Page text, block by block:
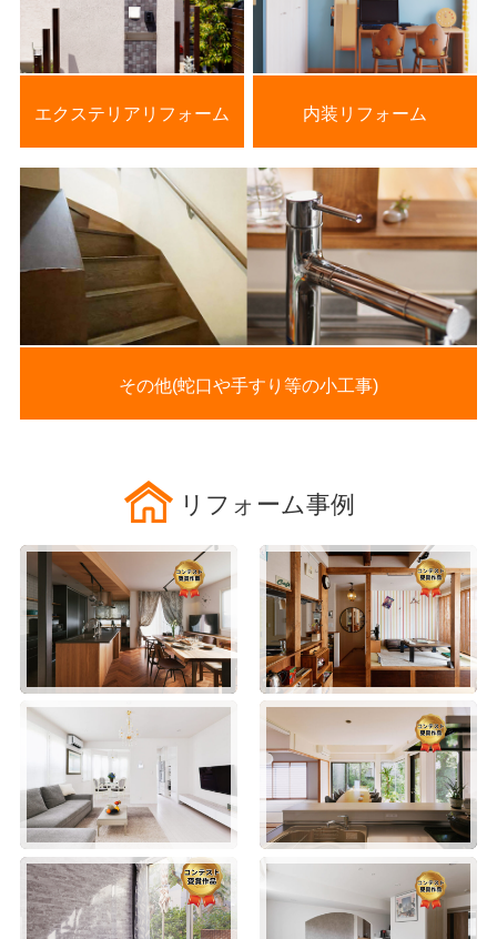
エクステリアリフォーム 内装リフォーム
その他(蛇口や手すり等の小工事)
リフォーム事例